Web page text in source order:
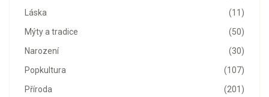
(11)
Láska
(50)
Mýty a tradice
(30)
Narození
(107)
Popkultura
(201)
Příroda